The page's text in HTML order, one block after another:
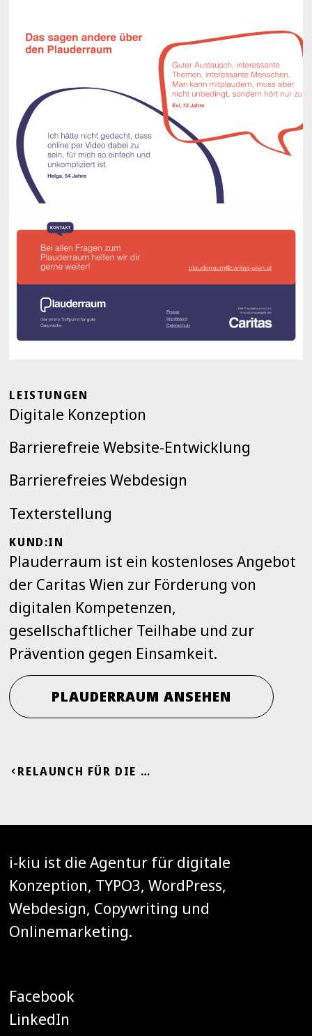
LEISTUNGEN
Digitale Konzeption
Barrierefreie Website-Entwicklung
Barrierefreies Webdesign
Texterstellung
KUND:IN
Plauderraum ist ein kostenloses Angebot
der Caritas Wien zur Förderung von
digitalen Kompetenzen,
gesellschaftlicher Teilhabe und zur
Prävention gegen Einsamkeit.
PLAUDERRAUM ANSEHEN
RELAUNCH FÜR DIE CARITAS ÖSTERREICH
i-kiu ist die Agentur für digitale
Konzeption, TYPO3, WordPress,
Webdesign, Copywriting und
Onlinemarketing.
Facebook
LinkedIn